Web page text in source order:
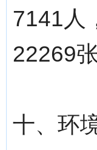
7141人
22269张
十、环